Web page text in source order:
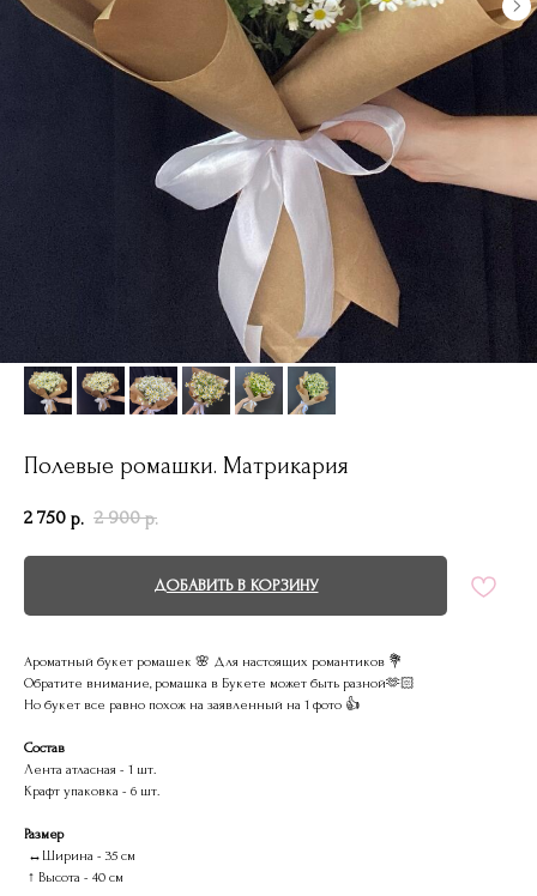
Полевые ромашки. Матрикария
2 750 р. 2 900 р.
ДОБАВИТЬ В КОРЗИНУ
Ароматный букет ромашек 🌸 Для настоящих романтиков 💐
Обратите внимание, ромашка в Букете может быть разной🫶🏻
Но букет все равно похож на заявленный на 1 фото 👍
Состав
Лента атласная - 1 шт.
Крафт упаковка - 6 шт.
Размер
↔Ширина - 35 см
↑ Высота - 40 см